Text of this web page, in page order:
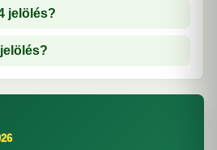
jelölés?